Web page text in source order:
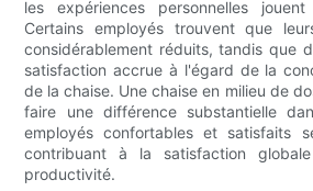
les expériences personnelles
Certains employés trouvent que
considérablement réduits, tandis que
satisfaction accrue à l'égard de la
de la chaise. Une chaise en milieu de
faire une différence substantielle
employés confortables et satisfaits
contribuant à la satisfaction
productivité.